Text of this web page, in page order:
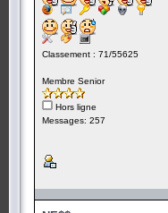
Classement : 71/55625
Membre Senior
Hors ligne
Messages: 257